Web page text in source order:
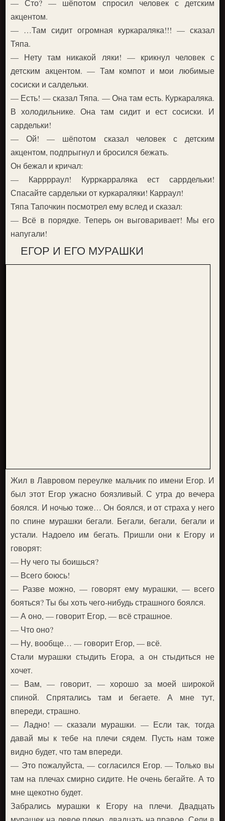
— Сто? — шёпотом спросил человек с детским
акцентом.
— …Там сидит огромная куркараляка!!! — сказал
Тяпа.
— Нету там никакой ляки! — крикнул человек с
детским акцентом. — Там компот и мои любимые
сосиски и салдельки.
— Есть! — сказал Тяпа. — Она там есть. Куркараляка.
В холодильнике. Она там сидит и ест сосиски. И
сардельки!
— Ой! — шёпотом сказал человек с детским
акцентом, подпрыгнул и бросился бежать.
Он бежал и кричал:
— Карррраул! Курркарраляка ест саррдельки!
Спасайте сардельки от куркараляки! Карраул!
Тяпа Тапочкин посмотрел ему вслед и сказал:
— Всё в порядке. Теперь он выговаривает! Мы его
напугали!
ЕГОР И ЕГО МУРАШКИ
Жил в Лавровом переулке мальчик по имени Егор. И
был этот Егор ужасно боязливый. С утра до вечера
боялся. И ночью тоже… Он боялся, и от страха у него
по спине мурашки бегали. Бегали, бегали, бегали и
устали. Надоело им бегать. Пришли они к Егору и
говорят:
— Ну чего ты боишься?
— Всего боюсь!
— Разве можно, — говорят ему мурашки, — всего
бояться? Ты бы хоть чего-нибудь страшного боялся.
— А оно, — говорит Егор, — всё страшное.
— Что оно?
— Ну, вообще… — говорит Егор, — всё.
Стали мурашки стыдить Егора, а он стыдиться не
хочет.
— Вам, — говорит, — хорошо за моей широкой
спиной. Спрятались там и бегаете. А мне тут,
впереди, страшно.
— Ладно! — сказали мурашки. — Если так, тогда
давай мы к тебе на плечи сядем. Пусть нам тоже
видно будет, что там впереди.
— Это пожалуйста, — согласился Егор. — Только вы
там на плечах смирно сидите. Не очень бегайте. А то
мне щекотно будет.
Забрались мурашки к Егору на плечи. Двадцать